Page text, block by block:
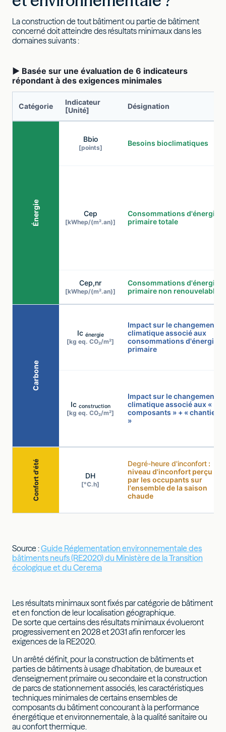
La construction de tout bâtiment ou partie de bâtiment
concerné doit atteindre des résultats minimaux dans les
domaines suivants :
▶ Basée sur une évaluation de 6 indicateurs
répondant à des exigences minimales
Catégorie
Indicateur
[Unité]
Désignation
Énergie
Bbio
[points]
Besoins bioclimatiques
Cep
[kWhep/(m².an)]
Consommations d'énergie
primaire totale
Cep,nr
[kWhep/(m².an)]
Consommations d'énergie
primaire non renouvelable
Carbone
Ic énergie
[kg eq. CO₂/m²]
Impact sur le changement
climatique associé aux
consommations d'énergie
primaire
Ic construction
[kg eq. CO₂/m²]
Impact sur le changement
climatique associé aux «
composants » + « chantier
»
Confort d'été DH
[°C.h]
Degré-heure d'inconfort :
niveau d'inconfort perçu
par les occupants sur
l'ensemble de la saison
chaude
Source :Guide Réglementation environnementale des
bâtiments neufs (RE2020) du Ministère de la Transition
écologique et du Cerema
Les résultats minimaux sont fixés par catégorie de bâtiment
et en fonction de leur localisation géographique.
De sorte que certains des résultats minimaux évolueront
progressivement en 2028 et 2031 afin renforcer les
exigences de la RE2020.
Un arrêté définit, pour la construction de bâtiments et
parties de bâtiments à usage d'habitation, de bureaux et
d'enseignement primaire ou secondaire et la construction
de parcs de stationnement associés, les caractéristiques
techniques minimales de certains ensembles de
composants du bâtiment concourant à la performance
énergétique et environnementale, à la qualité sanitaire ou
au confort thermique.